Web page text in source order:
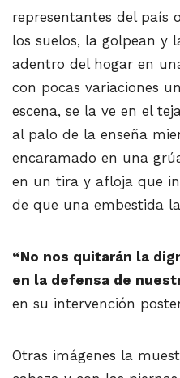
representantes del país
los suelos, la golpean y
adentro del hogar en
con pocas variaciones
escena, se la ve en el
al palo de la enseña
encaramado en una
en un tira y afloja que
de que una embestida
“No nos quitarán la
en la defensa de
en su intervención
Otras imágenes la